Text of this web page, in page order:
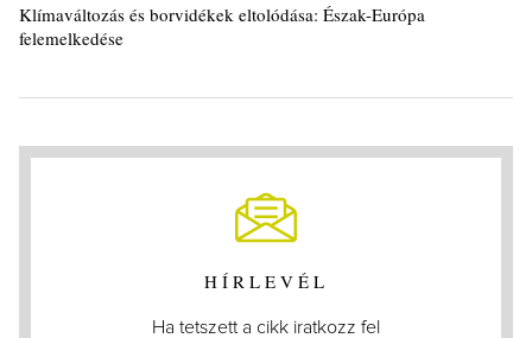
Klímaváltozás és borvidékek eltolódása: Észak-Európa
felemelkedése
HÍRLEVÉL
Ha tetszett a cikk iratkozz fel